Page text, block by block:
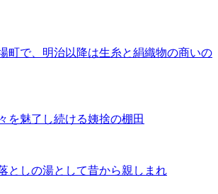
町で、明治以降は生糸と絹織物の商いの
を魅了し続ける姨捨の棚田
としの湯として昔から親しまれ